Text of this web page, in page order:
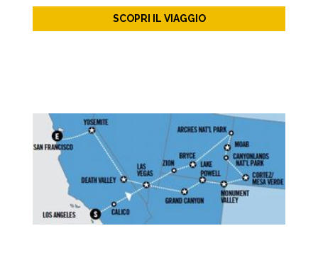
SCOPRI IL VIAGGIO